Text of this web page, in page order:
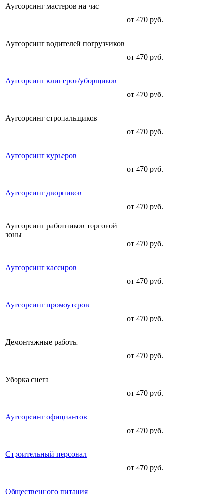
Аутсорсинг мастеров на час
от 470 руб.
Аутсорсинг водителей погрузчиков
от 470 руб.
Аутсорсинг клинеров/уборщиков
от 470 руб.
Аутсорсинг стропальщиков
от 470 руб.
Аутсорсинг курьеров
от 470 руб.
Аутсорсинг дворников
от 470 руб.
Аутсорсинг работников торговой
зоны
от 470 руб.
Аутсорсинг кассиров
от 470 руб.
Аутсорсинг промоутеров
от 470 руб.
Демонтажные работы
от 470 руб.
Уборка снега
от 470 руб.
Аутсорсинг официантов
от 470 руб.
Строительный персонал
от 470 руб.
Общественного питания